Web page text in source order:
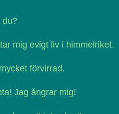
du?
mig evigt liv i himmelriket.
förvirrad.
Jag ångrar mig!